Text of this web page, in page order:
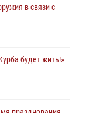
в связи с
будет жить!»